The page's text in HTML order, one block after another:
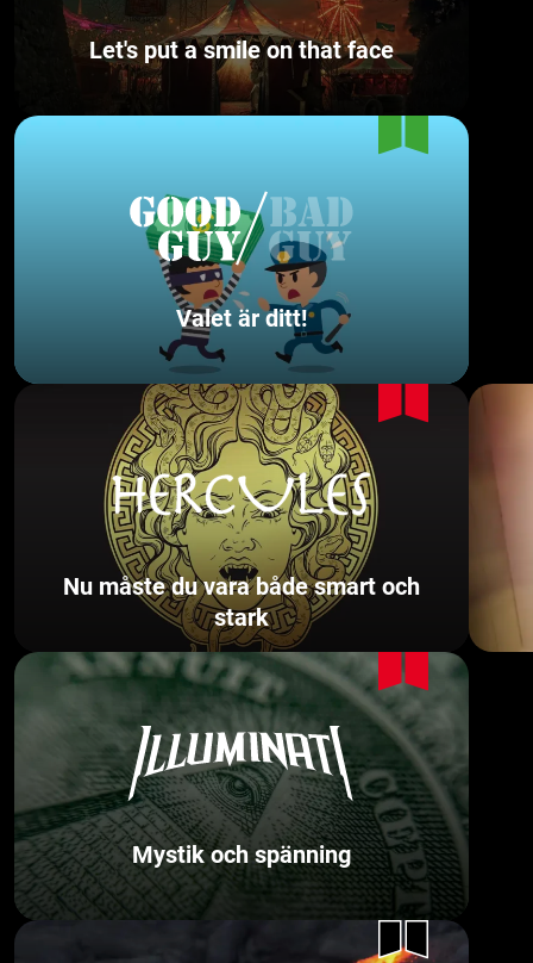
Let's put a smile on that face
Valet är ditt!
Nu måste du vara både smart och
stark
Mystik och spänning